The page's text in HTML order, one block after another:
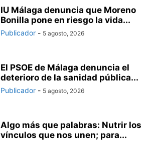
IU Málaga denuncia que Moreno
Bonilla pone en riesgo la vida...
Publicador - 5 agosto, 2026
El PSOE de Málaga denuncia el
deterioro de la sanidad pública...
Publicador - 5 agosto, 2026
Algo más que palabras: Nutrir los
vínculos que nos unen; para...